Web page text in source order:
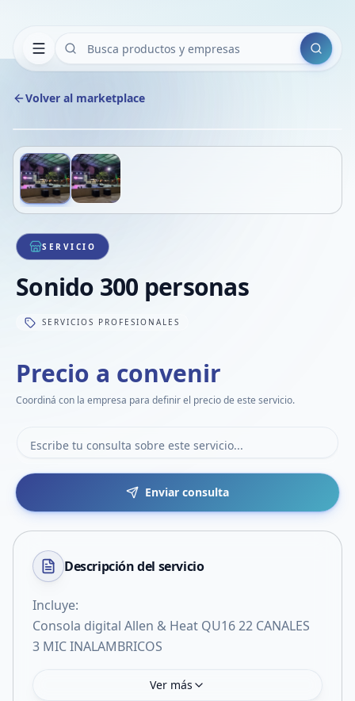
Buscar
Volver al marketplace
1/2
SERVICIO
Sonido 300 personas
SERVICIOS PROFESIONALES
Precio a convenir
Coordiná con la empresa para definir el precio de este servicio.
Enviar consulta
Descripción del servicio
Incluye:
Consola digital Allen & Heat QU16 22 CANALES
3 MIC INALAMBRICOS
Ver más